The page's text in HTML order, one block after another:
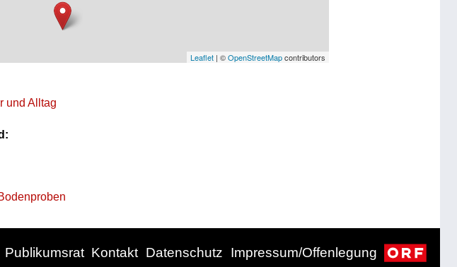
Leaflet| ©OpenStreetMapcontributors
und Alltag
Publikumsrat Kontakt Datenschutz Impressum/Offenlegung